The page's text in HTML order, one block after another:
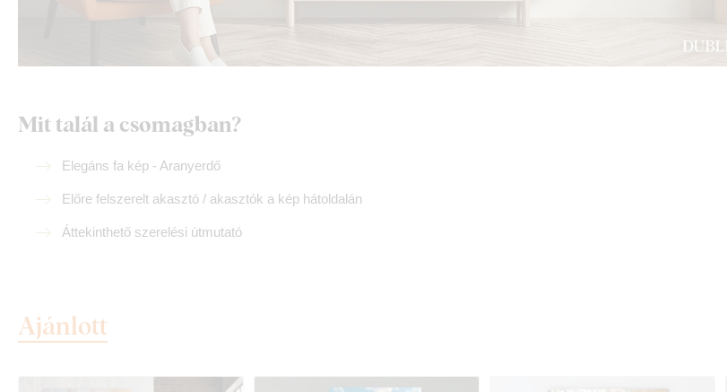
Mit talál a csomagban?
Elegáns fa kép - Aranyerdő
Előre felszerelt akasztó / akasztók a kép hátoldalán
Áttekinthető szerelési útmutató
Ajánlott